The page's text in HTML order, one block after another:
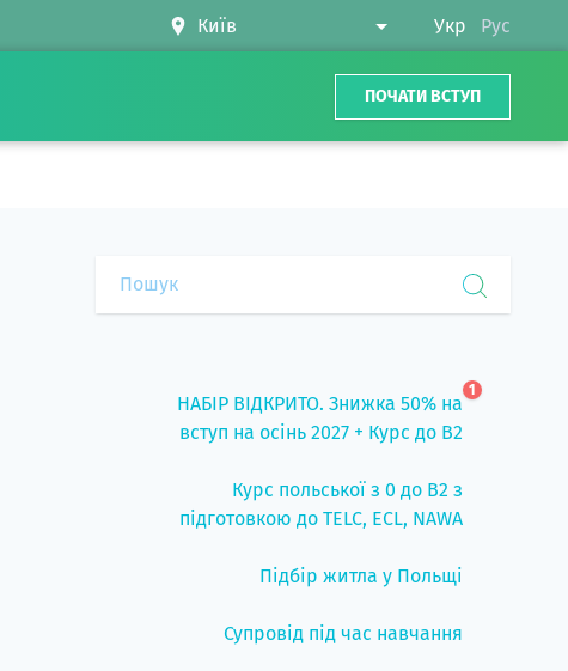
Укр Рус
ПОЧАТИ ВСТУП
НАБІР ВІДКРИТО. Знижка 50% на
вступ на осінь 2027 + Курс до B2
1
Курс польської з 0 до B2 з
підготовкою до TELC, ECL, NAWA
Підбір житла у Польщі
Супровід під час навчання